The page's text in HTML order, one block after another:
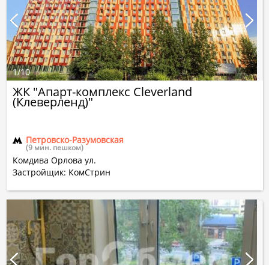
ЖК "Апарт-комплекс Cleverland
(Клеверленд)"
Петровско-Разумовская
(9 мин. пешком)
Комдива Орлова ул.
Застройщик: КомСтрин
1/10